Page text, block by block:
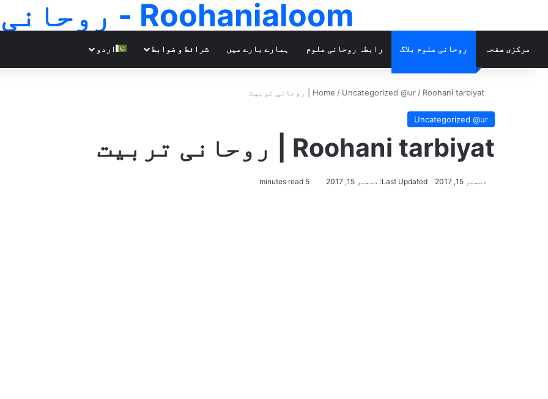
Roohanialoom - روحانی علوم
مرکزی صفحہ روحانی علوم بلاگ رابطہ روحانی علوم ہمارے بارے میں شرائط و ضوابط اردو
/ Uncategorized @ur / Roohani tarbiyat | روحانی تربیت
Uncategorized @ur
Roohani tarbiyat | روحانی تربیت
دسمبر 15, 2017 Last Updated: دسمبر 15, 2017